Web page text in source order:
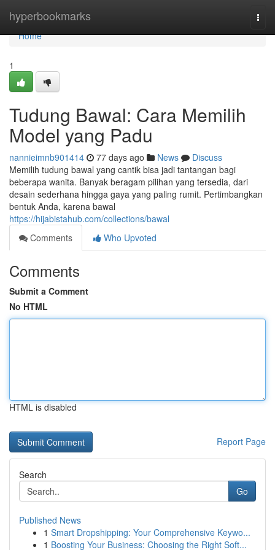
hyperbookmarks
Home
Home
1
Tudung Bawal: Cara Memilih
Model yang Padu
nannieimnb901414 77 days ago News
Discuss
Memilih tudung bawal yang cantik bisa jadi tantangan bagi
beberapa wanita. Banyak beragam pilihan yang tersedia, dari
desain sederhana hingga gaya yang paling rumit. Pertimbangkan
bentuk Anda, karena bawal
https://hijabistahub.com/collections/bawal
Comments
Who Upvoted
Comments
Submit a Comment
No HTML
HTML is disabled
Report Page
Search
Go
Published News
1 Smart Dropshipping: Your Comprehensive Keywo...
1 Boosting Your Business: Choosing the Right Soft...